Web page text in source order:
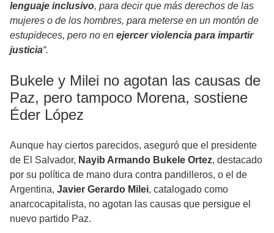
lenguaje inclusivo, para decir que más derechos de las
mujeres o de los hombres, para meterse en un montón de
estupideces, pero no en ejercer violencia para impartir
justicia“.
Bukele y Milei no agotan las causas de
Paz, pero tampoco Morena, sostiene
Éder López
Aunque hay ciertos parecidos, aseguró que el presidente
de El Salvador, Nayib Armando Bukele Ortez, destacado
por su política de mano dura contra pandilleros, o el de
Argentina, Javier Gerardo Milei, catalogado como
anarcocapitalista, no agotan las causas que persigue el
nuevo partido Paz.